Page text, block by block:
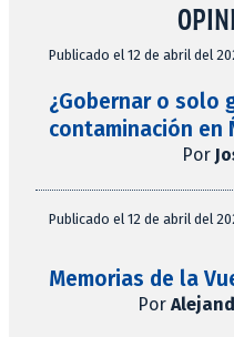
Publicado el 12 de abril del
¿Gobernar o solo
contaminación en
Por
Publicado el 12 de abril del
Memorias de la
Por